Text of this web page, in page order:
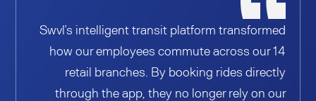
Swvl’s intelligent transit platform transformed
how our employees commute across our 14
retail branches. By booking rides directly
through the app, they no longer rely on our